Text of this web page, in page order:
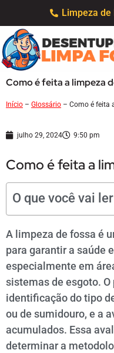
Limpeza de
Como é feita a limpeza
Início – Glossário – Como é feita
julho 29, 2024 9:50 pm
Como é feita a
O que você vai ler
A limpeza de fossa é
para garantir a saúde
especialmente em
sistemas de esgoto.
identificação do tipo
ou de sumidouro, e a
acumulados. Essa
determinar a